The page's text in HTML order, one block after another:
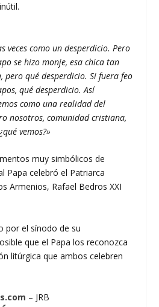
veces como un desperdicio. Pero
se hizo monje, esa chica tan
pero qué desperdicio. Si fuera feo
qué desperdicio. Así
como una realidad del
nosotros, comunidad cristiana,
vemos?»
muy simbólicos de
Papa celebró el Patriarca
Armenios, Rafael Bedros XXI
por el sínodo de su
que el Papa los reconozca
litúrgica que ambos celebren
– JRB